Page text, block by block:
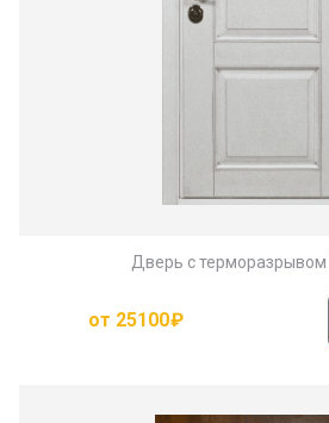
Дверь с терморазрывом
от 25100₽